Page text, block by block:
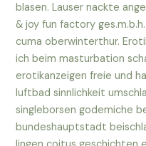
blasen. Lauser nackte
& joy fun factory
cuma oberwinterthur.
ich beim masturbation
erotikanzeigen freie und
luftbad sinnlichkeit
singleborsen godemiche
bundeshauptstadt